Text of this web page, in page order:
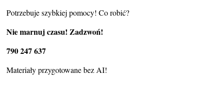
Potrzebuje szybkiej pomocy! Co robić?
Nie marnuj czasu! Zadzwoń!
790 247 637
Materiały przygotowane bez AI!